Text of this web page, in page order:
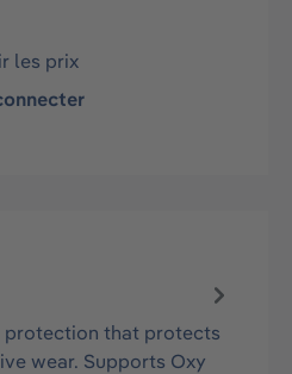
les prix
protection that protects
wear. Supports Oxy